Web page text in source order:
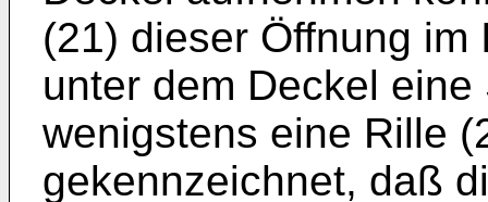
(21) dieser Öffnung
unter dem Deckel
wenigstens eine Rille
gekennzeichnet, daß